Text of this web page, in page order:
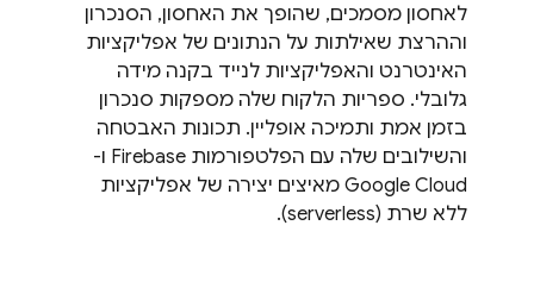
לאחסון מסמכים, שהופך את האחסון, הסנכרון
וההרצת שאילתות על הנתונים של אפליקציות
האינטרנט והאפליקציות לנייד בקנה מידה
גלובלי. ספריות הלקוח שלה מספקות סנכרון
בזמן אמת ותמיכה אופליין. תכונות האבטחה
והשילובים שלה עם הפלטפורמות Firebase ו-
Google Cloud מאיצים יצירה של אפליקציות
ללא שרת (serverless).